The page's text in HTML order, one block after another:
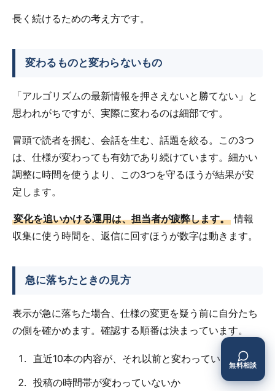
長く続けるための考え方です。
変わるものと変わらないもの
「アルゴリズムの最新情報を押さえないと勝てない」と
思われがちですが、実際に変わるのは細部です。
冒頭で読者を掴む、会話を生む、話題を絞る。この3つ
は、仕様が変わっても有効であり続けています。細かい
調整に時間を使うより、この3つを守るほうが結果が安
定します。
変化を追いかける運用は、担当者が疲弊します。 情報
収集に使う時間を、返信に回すほうが数字は動きます。
急に落ちたときの見方
表示が急に落ちた場合、仕様の変更を疑う前に自分たち
の側を確かめます。確認する順番は決まっています。
直近10本の内容が、それ以前と変わっていないか
投稿の時間帯が変わっていないか
無料相談